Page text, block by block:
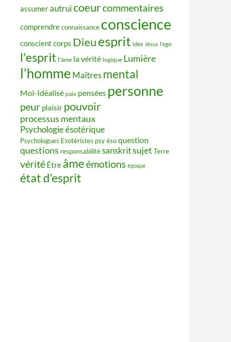
assumerautruicoeurcommentaires
comprendreconnaissance conscience
conscient corps Dieuesprit idée Jésus l'ego
l'esprit l'âme la vérité logique Lumière
l’homme Maîtres mental
Moi-Idéalisé paix pensées personne
peur plaisir pouvoir
processus mentaux
Psychologie ésotérique
Psychologues Esotéristes psy ésoquestion
questions responsabilitésanskritsujet Terre
vérité Être âmeémotions époque
état d'esprit